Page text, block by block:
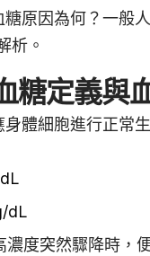
原因為何？一般
析。
糖定義與
體細胞進行正常
dL
度突然驟降時，